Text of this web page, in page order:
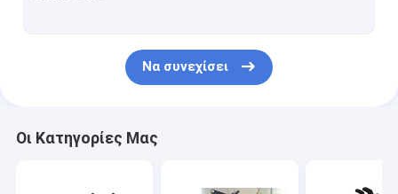
Να συνεχίσει
Οι Κατηγορίες Μας